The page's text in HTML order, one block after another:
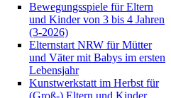
Bewegungsspiele für Eltern
und Kinder von 3 bis 4 Jahren
(3-2026)
Elternstart NRW für Mütter
und Väter mit Babys im ersten
Lebensjahr
Kunstwerkstatt im Herbst für
(Groß-) Eltern und Kinder